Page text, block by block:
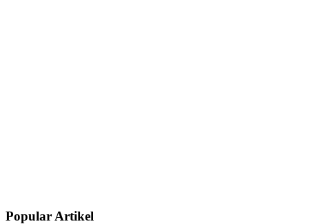
Popular Artikel